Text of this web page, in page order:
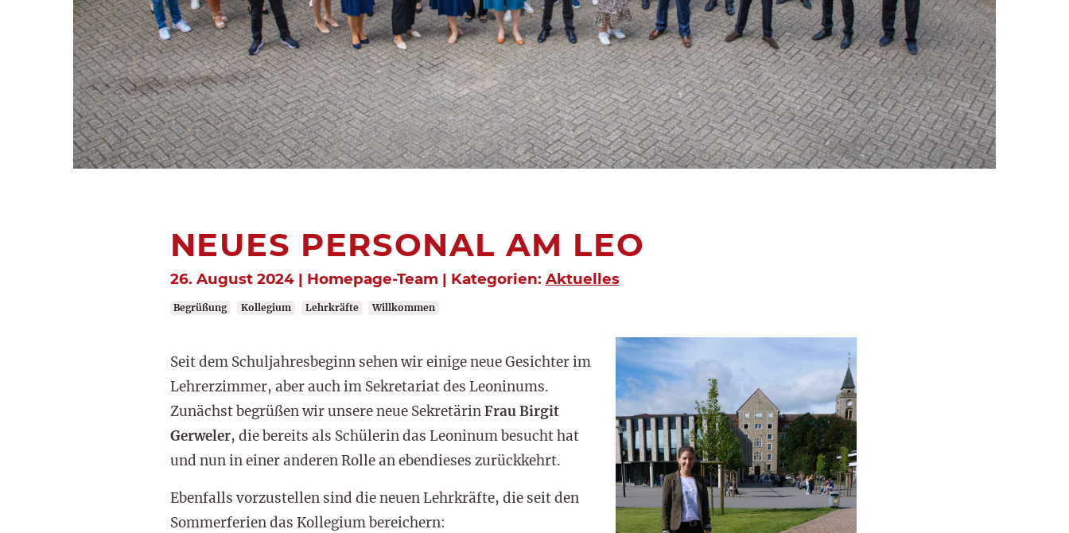
NEUES PERSONAL AM LEO
26. August 2024 | Homepage-Team | Kategorien: Aktuelles
Begrüßung Kollegium Lehrkräfte Willkommen
Seit dem Schuljahresbeginn sehen wir einige neue Gesichter im
Lehrerzimmer, aber auch im Sekretariat des Leoninums.
Zunächst begrüßen wir unsere neue SekretärinFrau Birgit
Gerweler, die bereits als Schülerin das Leoninum besucht hat
und nun in einer anderen Rolle an ebendieses zurückkehrt.
Ebenfalls vorzustellen sind die neuen Lehrkräfte, die seit den
Sommerferien das Kollegium bereichern: